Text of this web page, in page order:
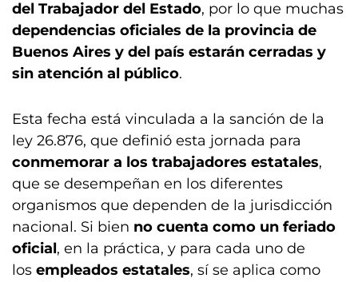
del Trabajador del Estado, por lo que muchas
dependencias oficiales de la provincia de
Buenos Aires y del país estarán cerradas y
sin atención al público.
Esta fecha está vinculada a la sanción de la
ley 26.876, que definió esta jornada para
conmemorar a los trabajadores estatales,
que se desempeñan en los diferentes
organismos que dependen de la jurisdicción
nacional. Si bien no cuenta como un feriado
oficial, en la práctica, y para cada uno de
los empleados estatales, sí se aplica como